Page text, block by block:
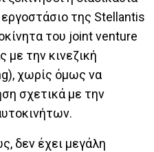
της Stellantis
του joint venture
με την κινεζική
χωρίς όμως να
σχετικά με την
δεν έχει μεγάλη